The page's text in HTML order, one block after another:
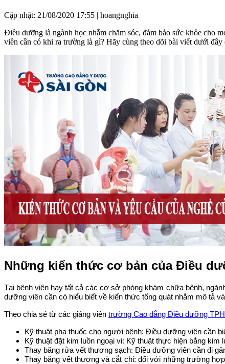
Cập nhật: 21/08/2020 17:55 | hoangnghia
Điều dưỡng là ngành học nhằm chăm sóc, đảm bảo sức khỏe cho
viên cần có khi ra trường là gì? Hãy cùng theo dõi bài viết dưới
Những kiến thức cơ bản của Điều
Tại bệnh viện hay tất cả các cơ sở phòng khám chữa bệnh,
dưỡng viên cần có hiểu biết về kiến thức tổng quát nhằm mô tả
Theo chia sẻ từ các giảng viên trường Cao đẳng Điều dưỡng
Kỹ thuật pha thuốc cho người bệnh: Điều dưỡng viên cần
Kỹ thuật đặt kim luồn ngoại vi: Kỹ thuật thực hiện bằng
Thay băng rửa vết thương sạch: Điều dưỡng viên cần đi
Thay băng vết thương và cắt chỉ: đối với những trường